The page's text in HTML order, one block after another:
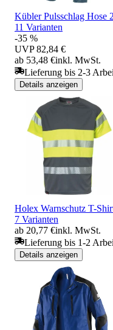
Kübler Pulsschlag Hose
11 Varianten
-35 %
UVP 82,84 €
ab 53,48 €inkl. MwSt.
Lieferung bis 2-3
Details anzeigen
Holex Warnschutz T-
7 Varianten
ab 20,77 €inkl. MwSt.
Lieferung bis 1-2
Details anzeigen